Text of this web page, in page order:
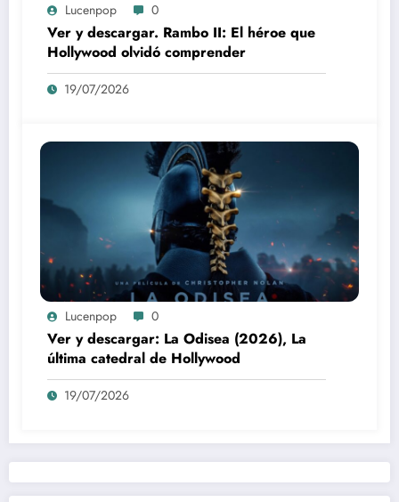
Lucenpop 0
Ver y descargar. Rambo II: El héroe que
Hollywood olvidó comprender
19/07/2026
Lucenpop 0
Ver y descargar: La Odisea (2026), La
última catedral de Hollywood
19/07/2026